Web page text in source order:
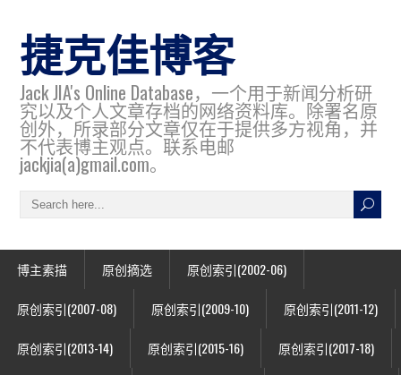
捷克佳博客
Jack JIA's Online Database，一个用于新闻分析研
究以及个人文章存档的网络资料库。除署名原
创外，所录部分文章仅在于提供多方视角，并
不代表博主观点。联系电邮
jackjia(a)gmail.com。
博主素描 原创摘选 原创索引(2002-06)
原创索引(2007-08) 原创索引(2009-10) 原创索引(2011-12)
原创索引(2013-14) 原创索引(2015-16) 原创索引(2017-18)